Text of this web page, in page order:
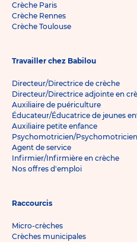
Crèche Paris
Crèche Rennes
Crèche Toulouse
Travailler chez Babilou
Directeur/Directrice de crèche
Directeur/Directrice adjointe en
Auxiliaire de puériculture
Éducateur/Éducatrice de jeunes
Auxiliaire petite enfance
Psychomotricien/
Agent de service
Infirmier/Infirmière en crèche
Nos offres d'emploi
Raccourcis
Micro-crèches
Crèches municipales